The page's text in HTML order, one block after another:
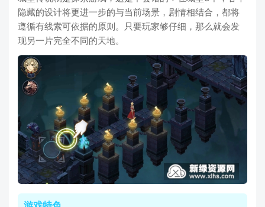
隐藏的设计将更进一步的与当前场景，剧情相结合，都将
遵循有线索可依据的原则。只要玩家够仔细，那么就会发
现另一片完全不同的天地。